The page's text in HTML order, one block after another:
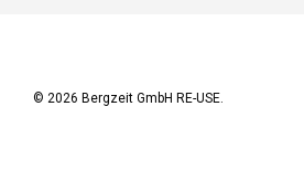
© 2026 Bergzeit GmbH RE-USE.